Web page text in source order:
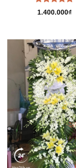
Được xếp
1.400.000₫